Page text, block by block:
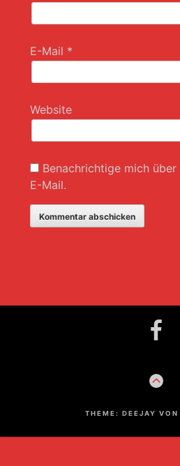
E-Mail *
Website
Benachrichtige mich
E-Mail.
ZUM
THEME: DEEJAY VON